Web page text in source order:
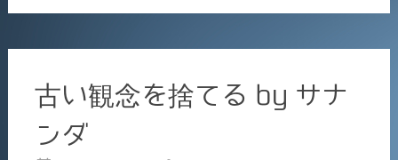
古い観念を捨てる by サナ
ンダ